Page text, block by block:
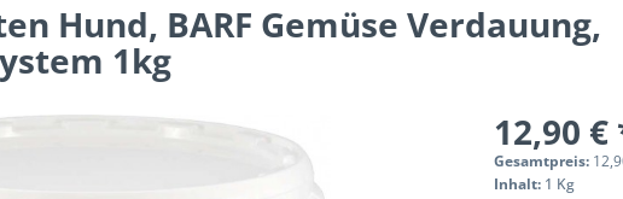
Hund, BARF Gemüse Verdauung,
1kg
12,90 €
Gesamtpreis:
Inhalt: 1 Kg